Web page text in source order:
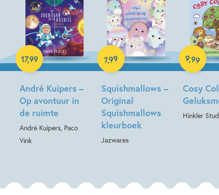
André Kuipers –
Op avontuur in
de ruimte
André Kuipers, Paco
Vink
17,99
Hardcover
Squishmallows –
Original
Squishmallows
kleurboek
Jazwares
7,99
Paperback
Cosy
Hinkler
9,99
Paperback